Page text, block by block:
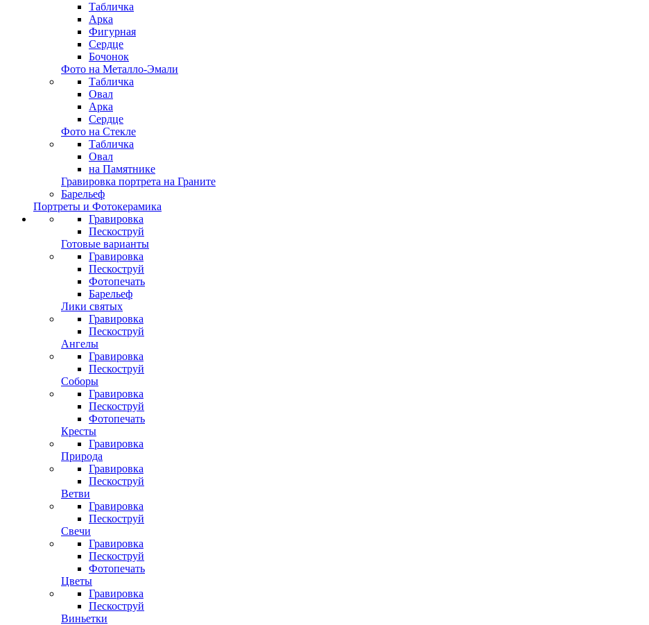
Табличка
Арка
Фигурная
Сердце
Бочонок
Фото на Металло-Эмали
Табличка
Овал
Арка
Сердце
Фото на Стекле
Табличка
Овал
на Памятнике
Гравировка портрета на Граните
Барельеф
Портреты и Фотокерамика
Гравировка
Пескоструй
Готовые варианты
Гравировка
Пескоструй
Фотопечать
Барельеф
Лики святых
Гравировка
Пескоструй
Ангелы
Гравировка
Пескоструй
Соборы
Гравировка
Пескоструй
Фотопечать
Кресты
Гравировка
Природа
Гравировка
Пескоструй
Ветви
Гравировка
Пескоструй
Свечи
Гравировка
Пескоструй
Фотопечать
Цветы
Гравировка
Пескоструй
Виньетки